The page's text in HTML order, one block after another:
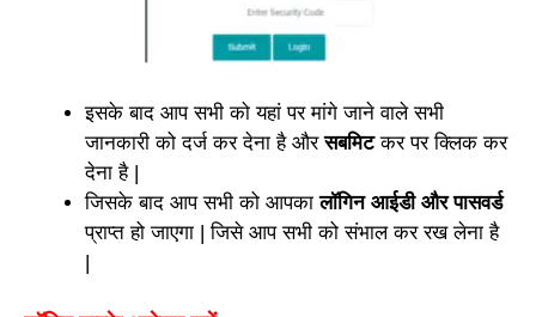
इसके बाद आप सभी को यहां पर मांगे जाने वाले सभी
जानकारी को दर्ज कर देना है औरसबमिटकर पर क्लिक कर
देना है |
जिसके बाद आप सभी को आपकालॉगिन आईडी और पासवर्ड
प्राप्त हो जाएगा | जिसे आप सभी को संभाल कर रख लेना है